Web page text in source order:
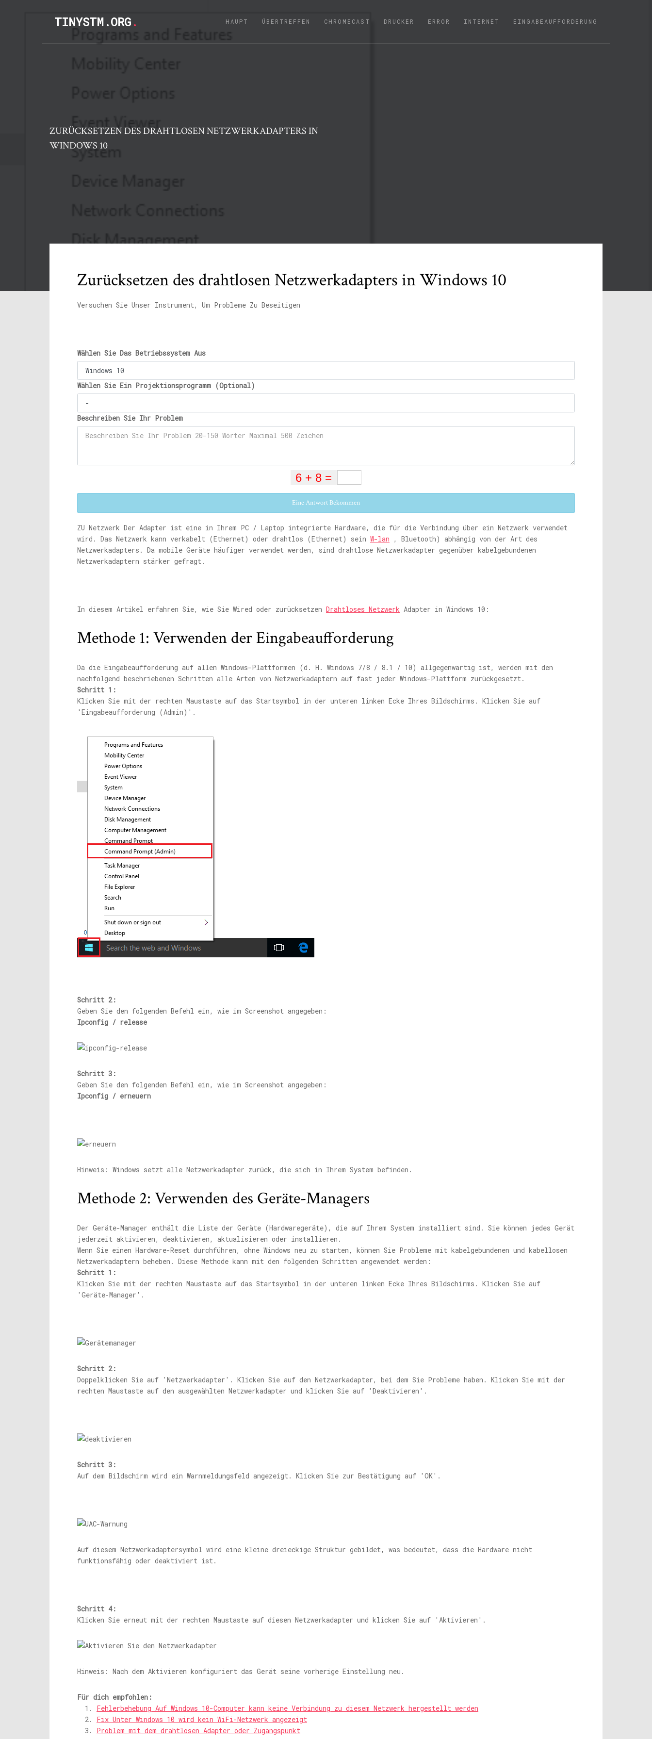
TINYSTM.ORG. HAUPT (CURRENT)
ÜBERTREFFEN CHROMECAST DRUCKER ERROR INTERNET EINGABEAUFFORDERUNG
ZURÜCKSETZEN DES DRAHTLOSEN NETZWERKADAPTERS IN
WINDOWS 10
Zurücksetzen des drahtlosen Netzwerkadapters in Windows 10
Versuchen Sie Unser Instrument, Um Probleme Zu Beseitigen
Wählen Sie Das Betriebssystem Aus
Wählen Sie Ein Projektionsprogramm (Optional)
Beschreiben Sie Ihr Problem
Eine Antwort Bekommen
ZU Netzwerk Der Adapter ist eine in Ihrem PC / Laptop integrierte Hardware, die für die Verbindung über ein Netzwerk verwendet
wird. Das Netzwerk kann verkabelt (Ethernet) oder drahtlos (Ethernet) sein W-lan , Bluetooth) abhängig von der Art des
Netzwerkadapters. Da mobile Geräte häufiger verwendet werden, sind drahtlose Netzwerkadapter gegenüber kabelgebundenen
Netzwerkadaptern stärker gefragt.
In diesem Artikel erfahren Sie, wie Sie Wired oder zurücksetzen Drahtloses Netzwerk Adapter in Windows 10:
Methode 1: Verwenden der Eingabeaufforderung
Da die Eingabeaufforderung auf allen Windows-Plattformen (d. H. Windows 7/8 / 8.1 / 10) allgegenwärtig ist, werden mit den
nachfolgend beschriebenen Schritten alle Arten von Netzwerkadaptern auf fast jeder Windows-Plattform zurückgesetzt.
Schritt 1:
Klicken Sie mit der rechten Maustaste auf das Startsymbol in der unteren linken Ecke Ihres Bildschirms. Klicken Sie auf
'Eingabeaufforderung (Admin)'.
Schritt 2:
Geben Sie den folgenden Befehl ein, wie im Screenshot angegeben:
Ipconfig / release
Schritt 3:
Geben Sie den folgenden Befehl ein, wie im Screenshot angegeben:
Ipconfig / erneuern
Hinweis: Windows setzt alle Netzwerkadapter zurück, die sich in Ihrem System befinden.
Methode 2: Verwenden des Geräte-Managers
Der Geräte-Manager enthält die Liste der Geräte (Hardwaregeräte), die auf Ihrem System installiert sind. Sie können jedes Gerät
jederzeit aktivieren, deaktivieren, aktualisieren oder installieren.
Wenn Sie einen Hardware-Reset durchführen, ohne Windows neu zu starten, können Sie Probleme mit kabelgebundenen und kabellosen
Netzwerkadaptern beheben. Diese Methode kann mit den folgenden Schritten angewendet werden:
Schritt 1:
Klicken Sie mit der rechten Maustaste auf das Startsymbol in der unteren linken Ecke Ihres Bildschirms. Klicken Sie auf
'Geräte-Manager'.
Schritt 2:
Doppelklicken Sie auf 'Netzwerkadapter'. Klicken Sie auf den Netzwerkadapter, bei dem Sie Probleme haben. Klicken Sie mit der
rechten Maustaste auf den ausgewählten Netzwerkadapter und klicken Sie auf 'Deaktivieren'.
Schritt 3:
Auf dem Bildschirm wird ein Warnmeldungsfeld angezeigt. Klicken Sie zur Bestätigung auf 'OK'.
Auf diesem Netzwerkadaptersymbol wird eine kleine dreieckige Struktur gebildet, was bedeutet, dass die Hardware nicht
funktionsfähig oder deaktiviert ist.
Schritt 4:
Klicken Sie erneut mit der rechten Maustaste auf diesen Netzwerkadapter und klicken Sie auf 'Aktivieren'.
Hinweis: Nach dem Aktivieren konfiguriert das Gerät seine vorherige Einstellung neu.
Für dich empfohlen:
Fehlerbehebung Auf Windows 10-Computer kann keine Verbindung zu diesem Netzwerk hergestellt werden
Fix Unter Windows 10 wird kein WiFi-Netzwerk angezeigt
Problem mit dem drahtlosen Adapter oder Zugangspunkt